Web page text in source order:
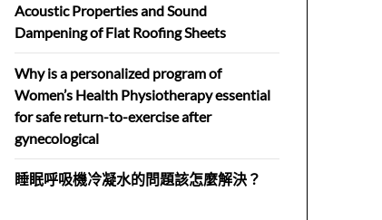
Acoustic Properties and Sound
Dampening of Flat Roofing Sheets
Why is a personalized program of
Women’s Health Physiotherapy essential
for safe return-to-exercise after
gynecological
睡眠呼吸機冷凝水的問題該怎麼解決？